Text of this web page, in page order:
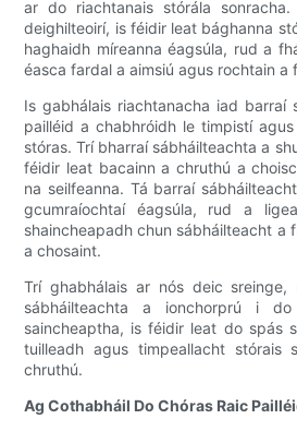
ar do riachtanais stórála
deighilteoirí, is féidir leat bághanna
haghaidh míreanna éagsúla, rud a
éasca fardal a aimsiú agus rochtain a
Is gabhálais riachtanacha iad barraí
pailléid a chabhróidh le timpistí
stóras. Trí bharraí sábháilteachta a
féidir leat bacainn a chruthú a
na seilfeanna. Tá barraí
gcumraíochtaí éagsúla, rud a
shaincheapadh chun sábháilteacht a
a chosaint.
Trí ghabhálais ar nós deic sreinge,
sábháilteachta a ionchorprú i
saincheaptha, is féidir leat do spás
tuilleadh agus timpeallacht stórais
chruthú.
Ag Cothabháil Do Chóras Raic